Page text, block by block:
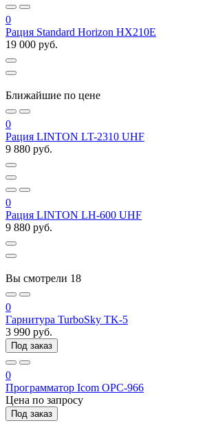
0
Рация Standard Horizon HX210E
19 000 руб.
Ближайшие по цене
0
Рация LINTON LT-2310 UHF
9 880 руб.
0
Рация LINTON LH-600 UHF
9 880 руб.
Вы смотрели 18
0
Гарнитура TurboSky TK-5
3 990 руб.
Под заказ
0
Программатор Icom OPC-966
Цена по запросу
Под заказ